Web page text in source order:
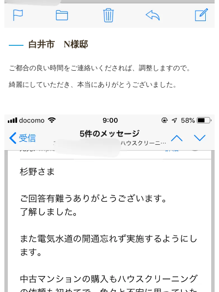
白井市 N様邸
ご都合の良い時間をご連絡いくだされば、調整しますので。
綺麗にしていただき、本当にありがとうございました。